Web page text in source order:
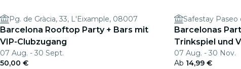
Pg. de Gràcia, 33, L'Eixample, 08007
Barcelona Rooftop Party + Bars mit
VIP-Clubzugang
07 Aug. - 30 Sept.
50,00 €
Safestay Paseo
Barcelonas
Trinkspiel und
07 Aug. - 30 Nov.
Ab 14,99 €